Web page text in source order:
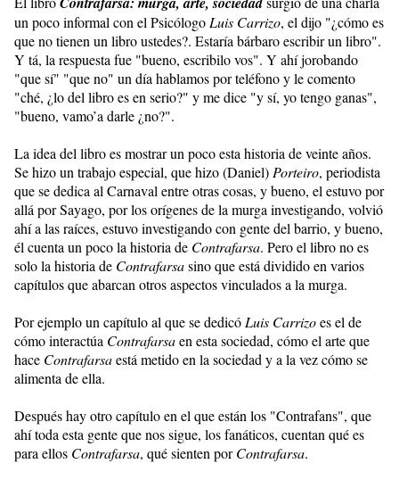
un poco informal con el PsicólogoLuis Carrizo, el dijo "¿cómo es
que no tienen un libro ustedes?. Estaría bárbaro escribir un libro".
Y tá, la respuesta fue "bueno, escribilo vos". Y ahí jorobando
"que sí" "que no" un día hablamos por teléfono y le comento
"ché, ¿lo del libro es en serio?" y me dice "y sí, yo tengo ganas",
"bueno, vamo’a darle ¿no?".
La idea del libro es mostrar un poco esta historia de veinte años.
Se hizo un trabajo especial, que hizo (Daniel)Porteiro, periodista
que se dedica al Carnaval entre otras cosas, y bueno, el estuvo por
allá por Sayago, por los orígenes de la murga investigando, volvió
ahí a las raíces, estuvo investigando con gente del barrio, y bueno,
él cuenta un poco la historia de Contrafarsa. Pero el libro no es
solo la historia de Contrafarsasino que está dividido en varios
capítulos que abarcan otros aspectos vinculados a la murga.
Por ejemplo un capítulo al que se dedicóLuis Carrizoes el de
cómo interactúa Contrafarsaen esta sociedad, cómo el arte que
hace Contrafarsaestá metido en la sociedad y a la vez cómo se
alimenta de ella.
Después hay otro capítulo en el que están los "Contrafans", que
ahí toda esta gente que nos sigue, los fanáticos, cuentan qué es
para ellos Contrafarsa, qué sienten porContrafarsa.